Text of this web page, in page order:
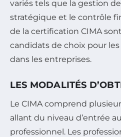
variés tels que la gestion
stratégique et le contrôle
de la certification CIMA
candidats de choix pour
dans les entreprises.
LES MODALITÉS
Le CIMA comprend
allant du niveau d’entrée
professionnel. Les